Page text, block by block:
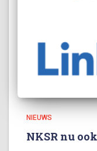
NIEUWS
NKSR nu